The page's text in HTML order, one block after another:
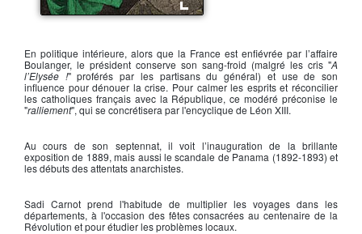
En politique intérieure, alors que la France est enfiévrée par l’affaire
Boulanger, le président conserve son sang-froid (malgré les cris "A
l’Elysée !" proférés par les partisans du général) et use de son
influence pour dénouer la crise. Pour calmer les esprits et réconcilier
les catholiques français avec la République, ce modéré préconise le
"ralliement", qui se concrétisera par l'encyclique de Léon XIII.
Au cours de son septennat, il voit l’inauguration de la brillante
exposition de 1889, mais aussi le scandale de Panama (1892-1893) et
les débuts des attentats anarchistes.
Sadi Carnot prend l'habitude de multiplier les voyages dans les
départements, à l'occasion des fêtes consacrées au centenaire de la
Révolution et pour étudier les problèmes locaux.